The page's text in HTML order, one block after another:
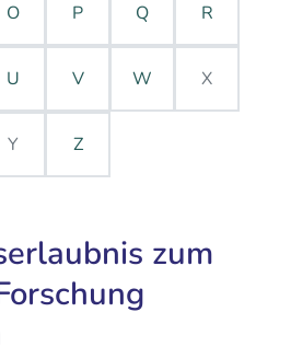
O P Q R
U V W X
Y Z
zum